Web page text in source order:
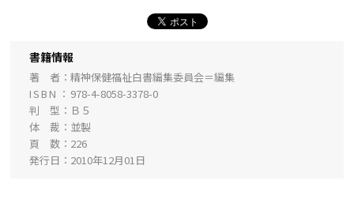
書籍情報
著 者
精神保健福祉白書編集委員会＝編集
ISBN
978-4-8058-3378-0
判 型
Ｂ５
体 裁
並製
頁 数
226
発行日
2010年12月01日